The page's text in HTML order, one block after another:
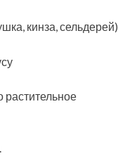
кинза, сельдерей)
растительное